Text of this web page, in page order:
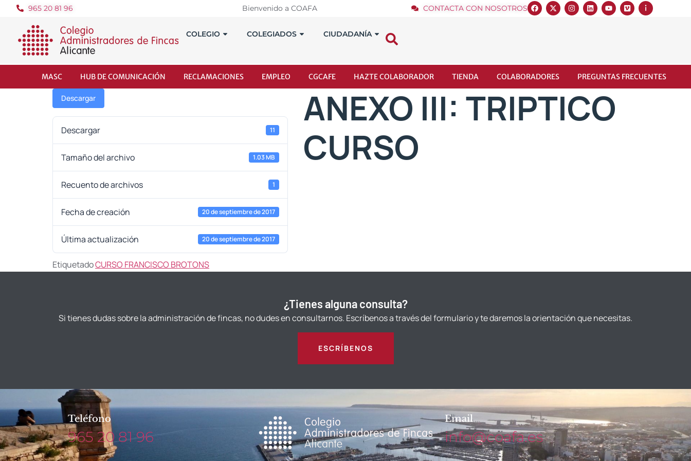
965 20 81 96 Bienvenido a COAFA CONTACTA CON NOSOTROS
COLEGIO COLEGIADOS CIUDADANÍA
MASC HUB DE COMUNICACIÓN RECLAMACIONES EMPLEO CGCAFE HAZTE COLABORADOR TIENDA COLABORADORES PREGUNTAS FRECUENTES
Descargar
Descargar 11
Tamaño del archivo 1.03 MB
Recuento de archivos 1
Fecha de creación 20 de septiembre de 2017
Última actualización 20 de septiembre de 2017
ANEXO III: TRIPTICO
CURSO
EtiquetadoCURSO FRANCISCO BROTONS
¿Tienes alguna consulta?
Si tienes dudas sobre la administración de fincas, no dudes en consultarnos. Escríbenos a través del formulario y te daremos la orientación que necesitas.
ESCRÍBENOS
Teléfono
965 20 81 96
Email
info@coafa.es